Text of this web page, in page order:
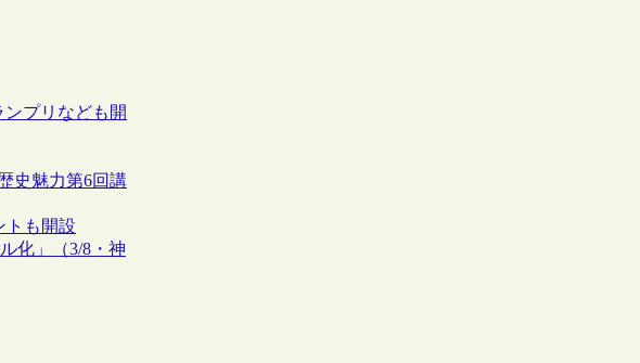
ンプリなども開
史魅力第6回講
トも開設
化」（3/8・神